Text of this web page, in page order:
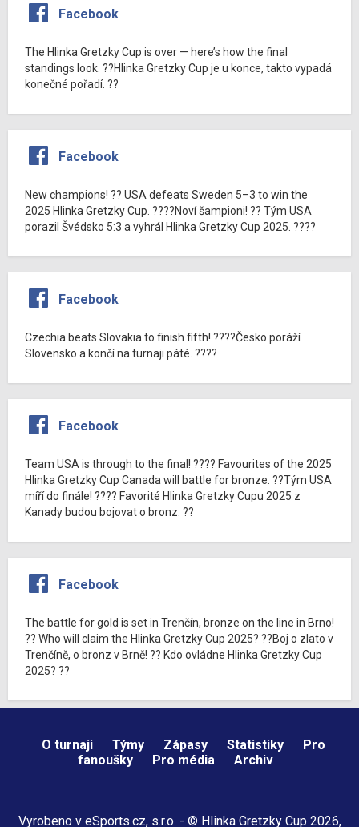
Facebook
The Hlinka Gretzky Cup is over — here’s how the final
standings look. ??Hlinka Gretzky Cup je u konce, takto vypadá
konečné pořadí. ??
Facebook
New champions! ?? USA defeats Sweden 5–3 to win the
2025 Hlinka Gretzky Cup. ????Noví šampioni! ?? Tým USA
porazil Švédsko 5:3 a vyhrál Hlinka Gretzky Cup 2025. ????
Facebook
Czechia beats Slovakia to finish fifth! ????Česko poráží
Slovensko a končí na turnaji páté. ????
Facebook
Team USA is through to the final! ???? Favourites of the 2025
Hlinka Gretzky Cup Canada will battle for bronze. ??Tým USA
míří do finále! ???? Favorité Hlinka Gretzky Cupu 2025 z
Kanady budou bojovat o bronz. ??
Facebook
The battle for gold is set in Trenčín, bronze on the line in Brno!
?? Who will claim the Hlinka Gretzky Cup 2025? ??Boj o zlato v
Trenčíně, o bronz v Brně! ?? Kdo ovládne Hlinka Gretzky Cup
2025? ??
O turnaji Týmy Zápasy Statistiky
Pro
fanoušky
Pro média Archiv
Vyrobeno v eSports.cz, s.r.o. - © Hlinka Gretzky Cup 2026,